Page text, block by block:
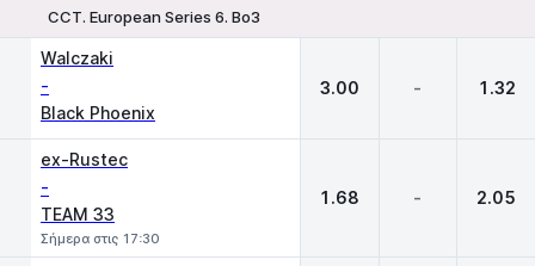
CCT. European Series 6. Bo3
Walczaki
-
Black Phoenix
3.00 - 1.32
ex-Rustec
-
TEAM 33
Σήμερα στις 17:30
1.68 - 2.05